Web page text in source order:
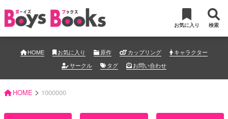
お気に入り 検索
HOME お気に入り 原作 カップリング
キャラクター
サークル
タグ お問い合わせ
HOME > 1000000